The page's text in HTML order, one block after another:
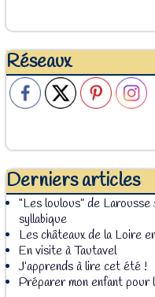
Réseaux
Derniers articles
“Les loulous” de
syllabique
Les châteaux de la Loire
En visite à Tautavel
J’apprends à lire cet été !
Préparer mon enfant pour